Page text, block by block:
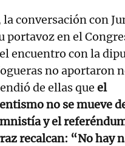
conversación con
portavoz en el
encuentro con la
no aportaron
de ellas que el
no se mueve
y el
recalcan: “No hay